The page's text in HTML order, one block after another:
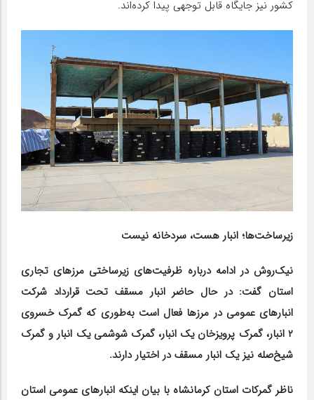
کشور نیز جایگاه قابل توجهی پیدا کرده‌اند.
زیرساخت‌ها؛ انبار هست، سردخانه نیست
نیک‌روش در ادامه درباره ظرفیت‌های زیرساختی مرزهای تجاری
استان گفت: در حال حاضر انبار مسقف تحت قرارداد شرکت
انبارهای عمومی در مرزها فعال است به‌طوری که گمرک خسروی
۲ انبار، گمرک پرویزخان یک انبار، گمرک شوشمی یک انبار و گمرک
شیخ‌صله نیز یک انبار مسقف در اختیار دارند.
ناظر گمرکات استان کرمانشاه با بیان اینکه انبارهای عمومی استان